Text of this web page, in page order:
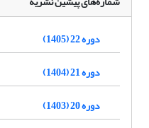
دوره 22 (1405)
دوره 21 (1404)
دوره 20 (1403)